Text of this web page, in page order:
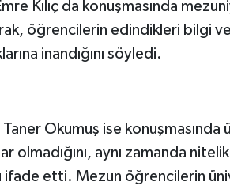
Kılıç da konuşmasında
öğrencilerin edindikleri bilgi
inandığını söyledi.
Okumuş ise konuşmasında
olmadığını, aynı zamanda
etti. Mezun öğrencilerin